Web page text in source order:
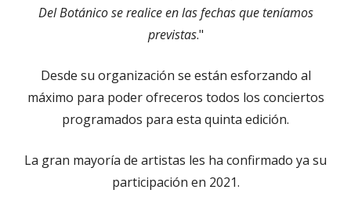
Del Botánico se realice en las fechas que teníamos
previstas."
Desde su organización se están esforzando al
máximo para poder ofreceros todos los conciertos
programados para esta quinta edición.
La gran mayoría de artistas les ha confirmado ya su
participación en 2021.